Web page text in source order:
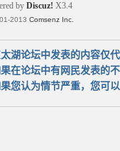
by Discuz! X3.4
2013 Comsenz Inc.
湖论坛中发表的内容仅
在论坛中有网民发表的
您认为情节严重，您可